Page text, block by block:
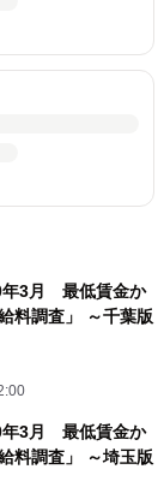
年3月 最低賃金か
料調査」 ～千葉版
年3月 最低賃金か
料調査」 ～埼玉版